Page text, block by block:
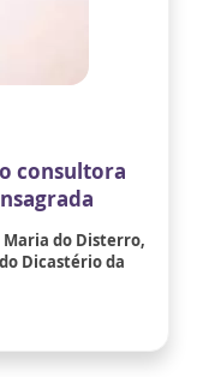
consultora
Maria do Disterro,
Dicastério da